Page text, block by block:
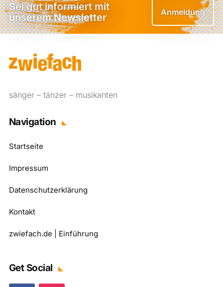
Sei gut informiert mit
unserem Newsletter
Anmeldung
sänger – tänzer – musikanten
Navigation
Startseite
Impressum
Datenschutzerklärung
Kontakt
zwiefach.de | Einführung
Get Social